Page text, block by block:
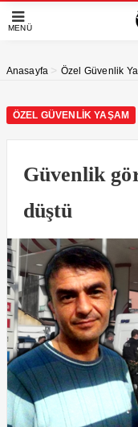
MENÜ
Anasayfa > Özel Güvenlik
ÖZEL GÜVENLIK YAŞAM
Güvenlik
düştü